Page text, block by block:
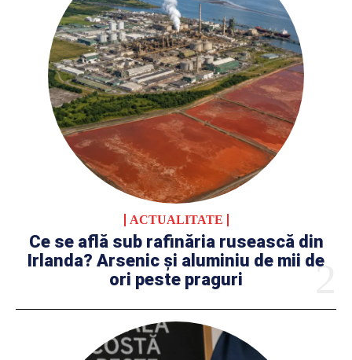
ACTUALITATE
Ce se află sub rafinăria rusească din
Irlanda? Arsenic și aluminiu de mii de
ori peste praguri